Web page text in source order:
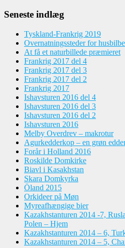
Seneste indlæg
Tyskland-Frankrig 2019
Overnatningssteder for
At få et naturbillede præmieret
Frankrig 2017 del 4
Frankrig 2017 del 3
Frankrig 2017 del 2
Frankrig 2017
Ishavsturen 2016 del 4
Ishavsturen 2016 del 3
Ishavsturen 2016 del 2
Ishavsturen 2016
Melby Overdrev – makrotur
Agurkedderkop – en grøn
Forår i Holland 2016
Roskilde Domkirke
Biavl i Kasakhstan
Skara Domkyrka
Öland 2015
Orkideer på Møn
Myreafhængige bier
Kazakhstanturen 2014 -7,
Polen – Hjem
Kazakhstanturen 2014 – 6,
Kazakhstanturen 2014 – 5,